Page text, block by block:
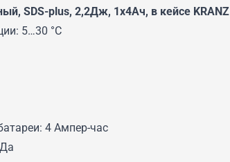
SDS-plus, 2,2Дж, 1х4Ач, в кейсе KRANZ
5…30 °C
4 Ампер-час